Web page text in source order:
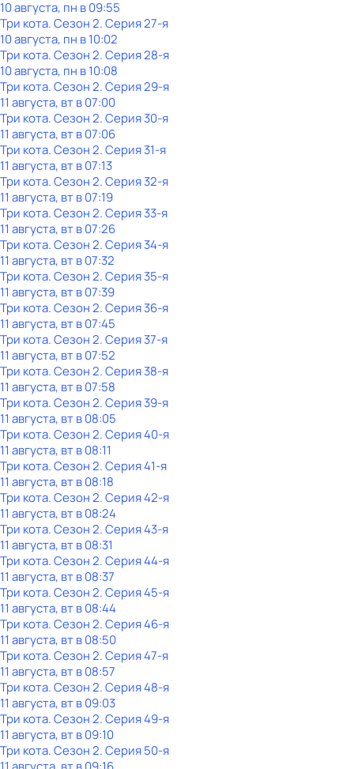
10 августа, пн в 09:55
Три кота. Сезон 2. Серия 27-я
10 августа, пн в 10:02
Три кота. Сезон 2. Серия 28-я
10 августа, пн в 10:08
Три кота. Сезон 2. Серия 29-я
11 августа, вт в 07:00
Три кота. Сезон 2. Серия 30-я
11 августа, вт в 07:06
Три кота. Сезон 2. Серия 31-я
11 августа, вт в 07:13
Три кота. Сезон 2. Серия 32-я
11 августа, вт в 07:19
Три кота. Сезон 2. Серия 33-я
11 августа, вт в 07:26
Три кота. Сезон 2. Серия 34-я
11 августа, вт в 07:32
Три кота. Сезон 2. Серия 35-я
11 августа, вт в 07:39
Три кота. Сезон 2. Серия 36-я
11 августа, вт в 07:45
Три кота. Сезон 2. Серия 37-я
11 августа, вт в 07:52
Три кота. Сезон 2. Серия 38-я
11 августа, вт в 07:58
Три кота. Сезон 2. Серия 39-я
11 августа, вт в 08:05
Три кота. Сезон 2. Серия 40-я
11 августа, вт в 08:11
Три кота. Сезон 2. Серия 41-я
11 августа, вт в 08:18
Три кота. Сезон 2. Серия 42-я
11 августа, вт в 08:24
Три кота. Сезон 2. Серия 43-я
11 августа, вт в 08:31
Три кота. Сезон 2. Серия 44-я
11 августа, вт в 08:37
Три кота. Сезон 2. Серия 45-я
11 августа, вт в 08:44
Три кота. Сезон 2. Серия 46-я
11 августа, вт в 08:50
Три кота. Сезон 2. Серия 47-я
11 августа, вт в 08:57
Три кота. Сезон 2. Серия 48-я
11 августа, вт в 09:03
Три кота. Сезон 2. Серия 49-я
11 августа, вт в 09:10
Три кота. Сезон 2. Серия 50-я